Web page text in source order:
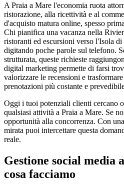
A Praia a Mare l'economia ruota
ristorazione, alla ricettività e al
d'acquisto matura online, spesso
Chi pianifica una vacanza nella
ristoranti ed escursioni verso l'Isola
digitando poche parole sul telefono.
strutturata, queste richieste
digital marketing permette di farsi
valorizzare le recensioni e
prenotazioni più costante e
Oggi i tuoi potenziali clienti cercano
qualsiasi attività a Praia a Mare. Se
opportunità alla concorrenza. Con
mirata puoi intercettare questa
reale.
Gestione social media
cosa facciamo